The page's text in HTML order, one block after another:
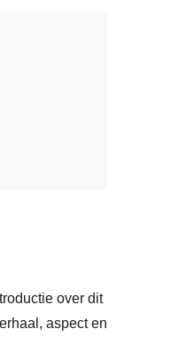
over dit
aspect en